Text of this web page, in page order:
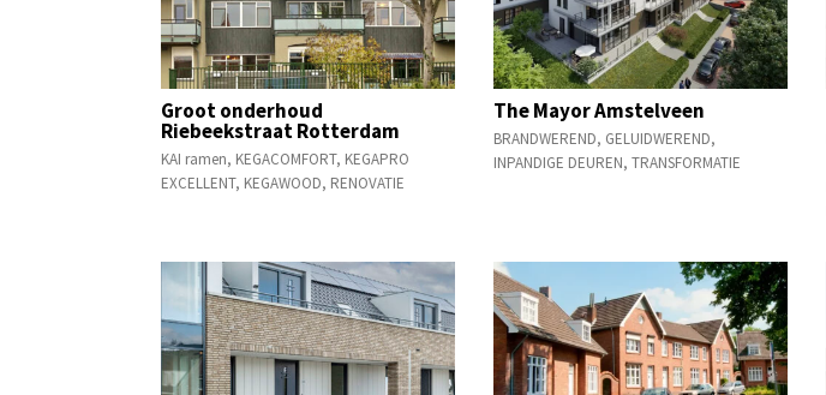
Groot onderhoud
Riebeekstraat Rotterdam
KAI ramen, KEGACOMFORT, KEGAPRO
EXCELLENT, KEGAWOOD, RENOVATIE
The Mayor Amstelveen
BRANDWEREND, GELUIDWEREND,
INPANDIGE DEUREN,TRANSFORMATIE